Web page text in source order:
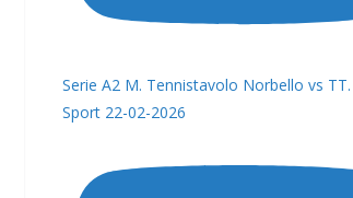
Serie A2 M. Tennistavolo Norbello vs
Sport 22-02-2026